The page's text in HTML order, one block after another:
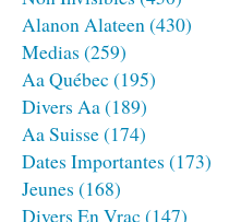
Alanon Alateen(430)
Medias (259)
Aa Québec (195)
Divers Aa(189)
Aa Suisse(174)
Dates Importantes (173)
Jeunes (168)
Divers En Vrac (147)